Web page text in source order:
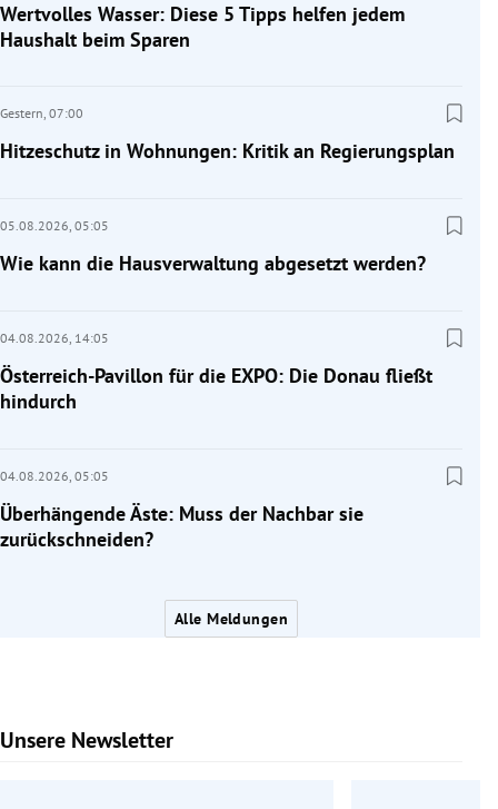
Wertvolles Wasser: Diese 5 Tipps helfen jedem
Haushalt beim Sparen
Gestern, 07:00
Hitzeschutz in Wohnungen: Kritik an Regierungsplan
05.08.2026, 05:05
Wie kann die Hausverwaltung abgesetzt werden?
04.08.2026, 14:05
Österreich-Pavillon für die EXPO: Die Donau fließt
hindurch
04.08.2026, 05:05
Überhängende Äste: Muss der Nachbar sie
zurückschneiden?
Alle Meldungen
Unsere Newsletter
Slide 1 von 9